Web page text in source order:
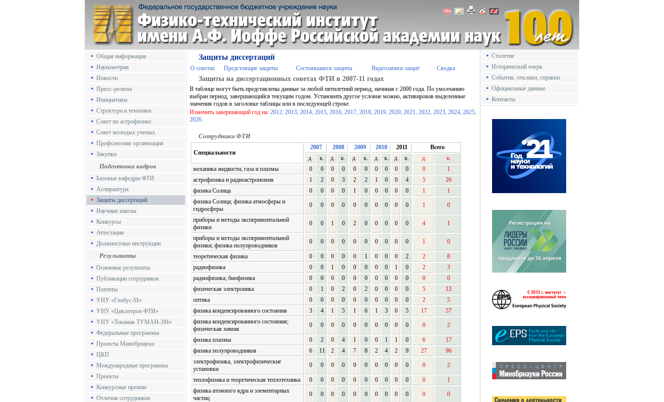
Общая информация
Наукометрия
Новости
Пресс–релизы
Инициативы
Структура и тематики
Совет по астрофизике
Совет молодых ученых
Профсоюзная организация
Закупки
Подготовка кадров
Базовые кафедры ФТИ
Аспирантура
Защиты диссертаций
Научные школы
Конкурсы
Аттестация
Должностные инструкции
Результаты
Основные результаты
Публикации сотрудников
Патенты
УНУ «Глобус-М»
УНУ «Циклотрон ФТИ»
УНУ «Токамак ТУМАН-3М»
Федеральные программы
Проекты Минобрнауки
ЦКП
Международные программы
Проекты
Конкурсные премии
Отличия сотрудников
Защиты диссертаций
О советах Предстоящие защиты Состоявшиеся защиты Видеозаписи защит Сводка
Защиты на диссертационных советах ФТИ в 2007-11 годах
В таблице могут быть представлены данные за любой пятилетний период, начиная с 2000 года. По умолчанию
выбран период, завершающийся текущим годом. Установить другое условие можно, активировав выделенные
значения годов в заголовке таблицы или в последующей строке.
Изменить завершающий год на: 2012, 2013, 2014, 2015, 2016, 2017, 2018, 2019, 2020, 2021, 2022, 2023, 2024, 2025,
2026.
Сотрудники ФТИ
Специальности
2007 2008 2009 2010 2011
Всего
д.
к. д. к. д. к. д. к. д. к. д.
к.
механика жидкости, газа и плазмы
0 0 0 0 0 0 0 0 0 0 0
1
астрофизика и радиоастрономия
1 2 0 3 2 2 1 0 0 4 5
26
физика Солнца
0 0 0 0 1 0 0 0 0 0 1
1
физика Солнца; физика атмосферы и
гидросферы
0 0 0 0 0 0 0 0 0 0 1 0
приборы и методы экспериментальной
физики
0 0 1 0 2 0 0 0 0 0 4 1
приборы и методы экспериментальной
физики; физика полупроводников
0 0 0 0 0 0 0 0 0 0 1 0
теоретическая физика 0 0 0 0 0 1 0 0 0 2 2
8
радиофизика
0 0 1 0 0 0 0 0 1 0 2
3
радиофизика; биофизика
0 0 0 0 0 0 0 0 0 0 0
0
физическая электроника
0 1 0 2 0 2 0 0 0 0 5
13
оптика
0 0 0 0 0 0 0 0 0 0 2
5
физика конденсированного состояния
3 4 1 5 1 6 1 3 0 5 17
57
физика конденсированного состояния;
физическая химия
0 0 0 0 0 0 0 0 0 0 0 2
физика плазмы 0 2 0 4 1 0 0 1 1 0 6
17
физика полупроводников
6 11 2 4 7 8 2 4 2 9 27
96
электрофизика, электрофизические
установки
0 0 0 0 0 0 0 0 0 0 0 2
теплофизика и теоретическая теплотехника 0 0 0 0 0 0 0 0 0 0 0
1
физика атомного ядра и элементарных
частиц
0 0 0 0 0 0 0 0 0 0 0 0
Столетие
Исторический очерк
События, отклики, справки
Официальные данные
Контакты